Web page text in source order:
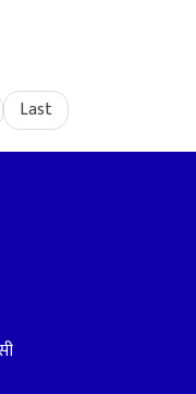
Last